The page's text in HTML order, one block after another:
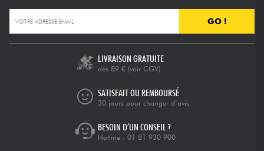
GO !
LIVRAISON GRATUITE
dès 89 € (voir CGV)
SATISFAIT OU REMBOURSÉ
30 jours pour changer d’avis
BESOIN D’UN CONSEIL ?
Hotline : 01 81 930 900